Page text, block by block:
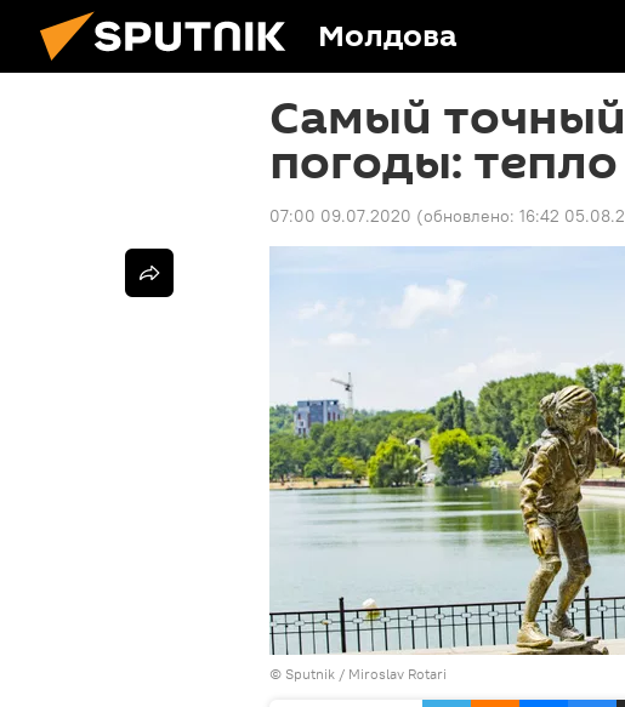
Молдова
Самый
погоды:
07:00 09.07.2020 (обновлено: 16:42
© Sputnik / Miroslav Rotari